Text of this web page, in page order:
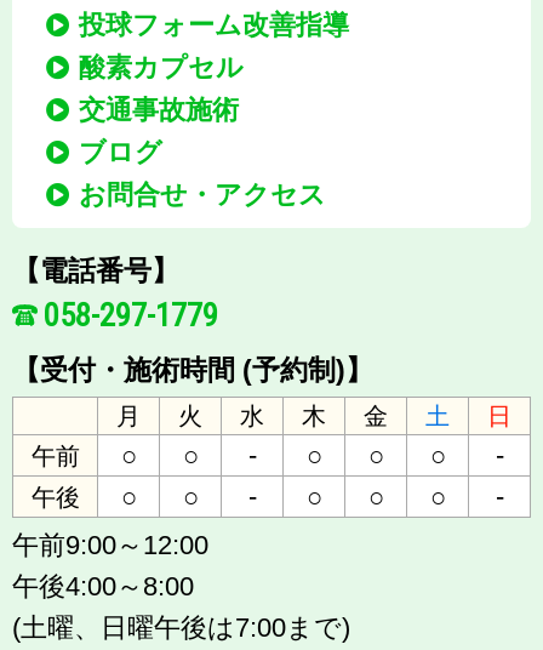
投球フォーム改善指導
酸素カプセル
交通事故施術
ブログ
お問合せ・アクセス
【電話番号】
058-297-1779
【受付・施術時間 (予約制)】
月 火 水 木 金 土
日
午前
○ ○ - ○ ○ ○ -
午後 ○ ○ - ○ ○ ○
-
午前9:00～12:00
午後4:00～8:00
(土曜、日曜午後は7:00まで)